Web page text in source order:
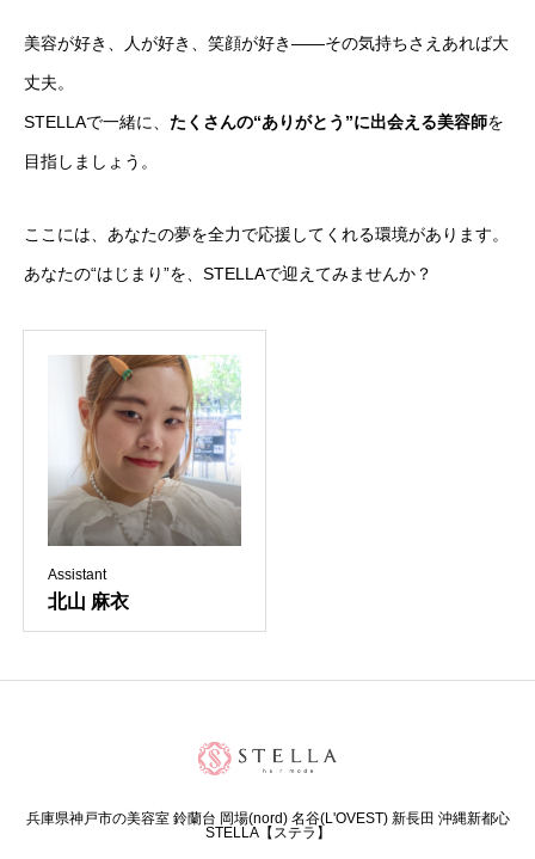
美容が好き、人が好き、笑顔が好き――その気持ちさえあれば大
丈夫。
STELLAで一緒に、 たくさんの“ありがとう”に出会える美容師を
目指しましょう。
ここには、あなたの夢を全力で応援してくれる環境があります。
あなたの“はじまり”を、STELLAで迎えてみませんか？
Assistant
北山 麻衣
兵庫県神戸市の美容室 鈴蘭台 岡場(nord) 名谷(L'OVEST) 新長田 沖縄新都心
STELLA【ステラ】